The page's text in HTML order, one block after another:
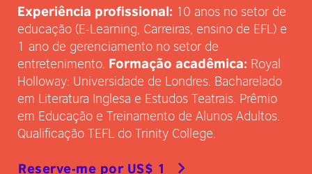
Experiência profissional: 10 anos no setor de
educação (E-Learning, Carreiras, ensino de EFL) e
1 ano de gerenciamento no setor de
entretenimento. Formação acadêmica: Royal
Holloway: Universidade de Londres. Bacharelado
em Literatura Inglesa e Estudos Teatrais. Prêmio
em Educação e Treinamento de Alunos Adultos.
Qualificação TEFL do Trinity College.
Reserve-me por US$ 1